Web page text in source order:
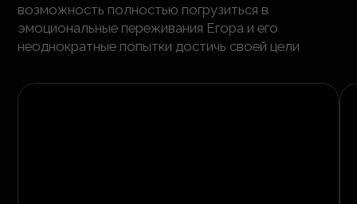
возможность полностью погрузиться в
эмоциональные переживания Егора и его
неоднократные попытки достичь своей цели